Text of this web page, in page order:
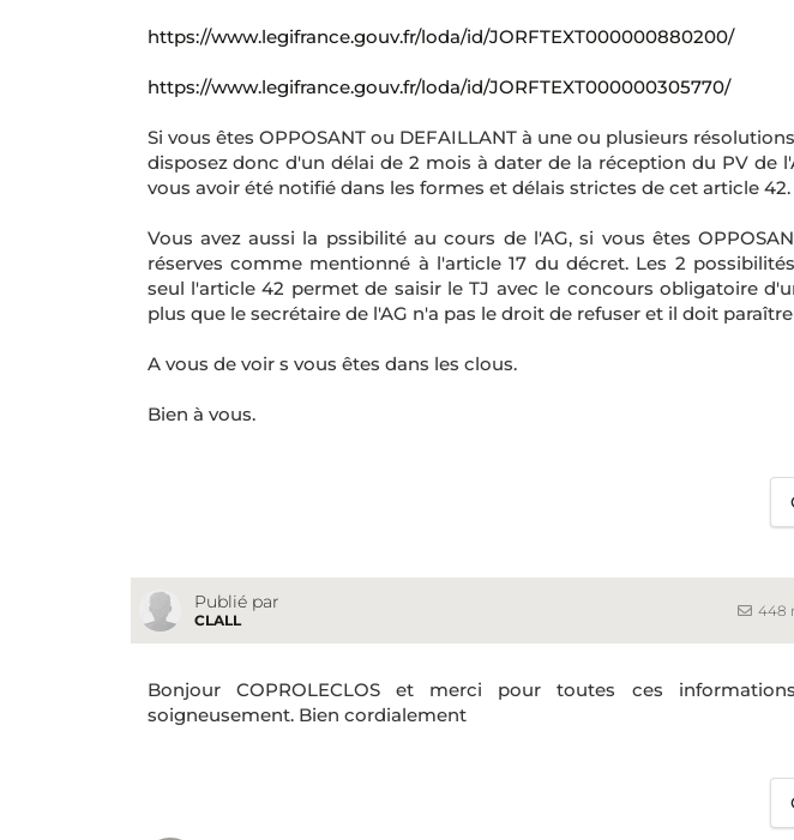
https://www.legifrance.gouv.fr/loda/id/JORFTEXT000000880200/
https://www.legifrance.gouv.fr/loda/id/JORFTEXT000000305770/
Si vous êtes OPPOSANT ou DEFAILLANT à une ou plusieurs
disposez donc d'un délai de 2 mois à dater de la réception du PV de
vous avoir été notifié dans les formes et délais strictes de cet article 42.
Vous avez aussi la pssibilité au cours de l'AG, si vous êtes
réserves comme mentionné à l'article 17 du décret. Les 2
seul l'article 42 permet de saisir le TJ avec le concours obligatoire
plus que le secrétaire de l'AG n'a pas le droit de refuser et il doit paraître
A vous de voir s vous êtes dans les clous.
Bien à vous.
Publié par
CLALL
448
Bonjour COPROLECLOS et merci pour toutes ces
soigneusement. Bien cordialement